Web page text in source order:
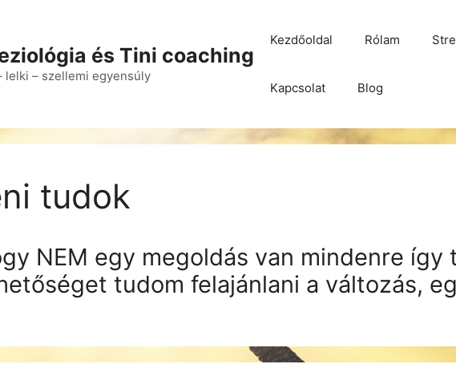
és Tini coaching
lelki – szellemi egyensúly
Kezdőoldal Rólam
Kapcsolat Blog
tudok
NEM egy megoldás van mindenre
tudom felajánlani a változás,